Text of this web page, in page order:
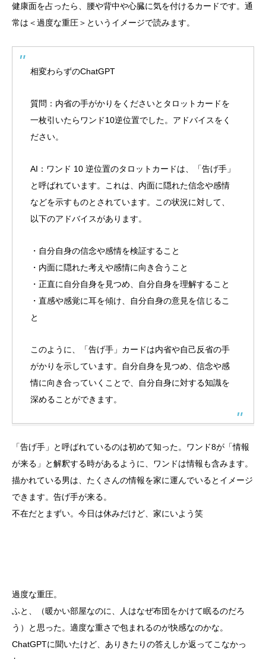
健康面を占ったら、腰や背中や心臓に気を付けるカードです。通
常は＜過度な重圧＞というイメージで読みます。
相変わらずのChatGPT
質問：内省の手がかりをくださいとタロットカードを
一枚引いたらワンド10逆位置でした。アドバイスをく
ださい。
AI：ワンド 10 逆位置のタロットカードは、「告げ手」
と呼ばれています。これは、内面に隠れた信念や感情
などを示すものとされています。この状況に対して、
以下のアドバイスがあります。
・自分自身の信念や感情を検証すること
・内面に隠れた考えや感情に向き合うこと
・正直に自分自身を見つめ、自分自身を理解すること
・直感や感覚に耳を傾け、自分自身の意見を信じるこ
と
このように、「告げ手」カードは内省や自己反省の手
がかりを示しています。自分自身を見つめ、信念や感
情に向き合っていくことで、自分自身に対する知識を
深めることができます。
「告げ手」と呼ばれているのは初めて知った。ワンド8が「情報
が来る」と解釈する時があるように、ワンドは情報も含みます。
描かれている男は、たくさんの情報を家に運んでいるとイメージ
できます。告げ手が来る。
不在だとまずい。今日は休みだけど、家にいよう笑
過度な重圧。
ふと、（暖かい部屋なのに、人はなぜ布団をかけて眠るのだろ
う）と思った。適度な重さで包まれるのが快感なのかな。
ChatGPTに聞いたけど、ありきたりの答えしか返ってこなかっ